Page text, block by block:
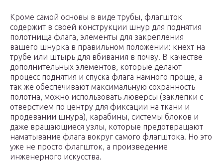
Кроме самой основы в виде трубы, флагшток
содержит в своей конструкции шнур для поднятия
полотнища флага, элементы для закрепления
вашего шнурка в правильном положении: кнехт на
трубе или штырь для вбивания в почву. В качестве
дополнительных элементов, которые делают
процесс поднятия и спуска флага намного проще, а
так же обеспечивают максимальную сохранность
полотна, можно использовать люверсы (заклепки с
отверстием по центру для фиксации на ткани и
продевании шнура), карабины, системы блоков и
даже вращающиеся узлы, которые предотвращают
наматывание флага вокруг самого флагштока. Но это
уже не просто флагшток, а произведение
инженерного искусства.